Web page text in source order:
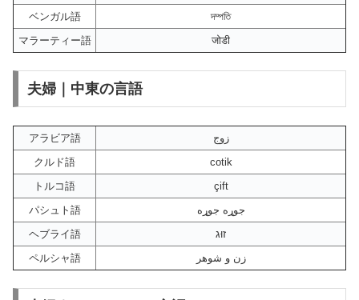
ベンガル語
দম্পতি
マラーティー語
जोडी
夫婦｜中東の言語
アラビア語
زوج
クルド語
cotik
トルコ語
çift
パシュト語
جوړه جوړه
ヘブライ語
זוּג
ペルシャ語
زن و شوهر